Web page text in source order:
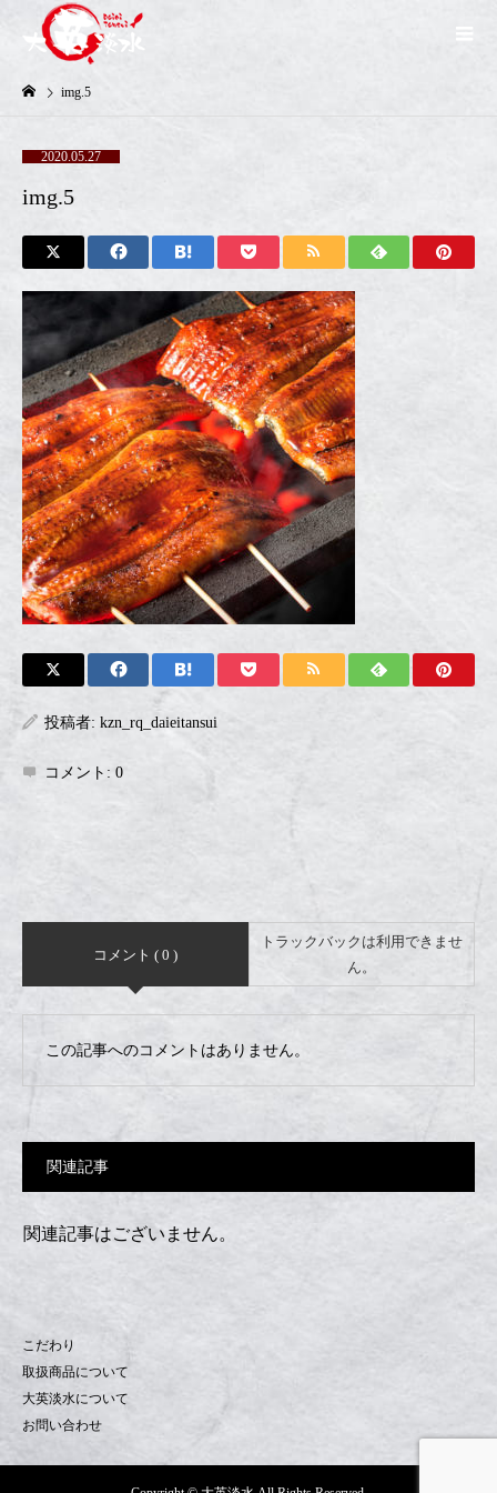
img.5
2020.05.27
img.5
投稿者: kzn_rq_daieitansui
コメント: 0
コメント ( 0 )
トラックバックは利用できませ
ん。
この記事へのコメントはありません。
関連記事
関連記事はございません。
こだわり
取扱商品について
大英淡水について
お問い合わせ